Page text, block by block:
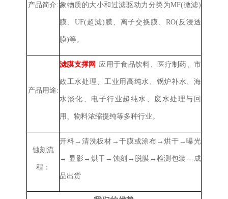
产品简介: 象物质的大小和过滤驱动力分类为MF(微滤)
膜、UF(超滤)膜、离子交换膜、RO(反浸透
膜)等。
产品用途:
滤膜支撑网 应用于食品饮料、医疗制药、市
政工水处理、工业用高纯水、锅炉补水、海
水淡化、电子行业超纯水、废水处理与回
用、物料浓缩提纯等多种行业。
蚀刻流
程：
开料→清洗板材→干膜或涂布→烘干→曝光
→ 显影→烘干→蚀刻→脱膜→检测包装---成
品出货